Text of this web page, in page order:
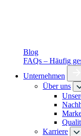
Blog
FAQs – Häufig
Unternehmen
Über uns
Karriere